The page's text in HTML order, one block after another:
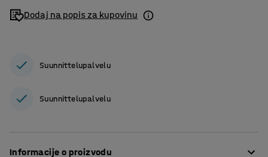
Dodaj na popis za kupovinu
Suunnittelupalvelu
Suunnittelupalvelu
Informacije o proizvodu